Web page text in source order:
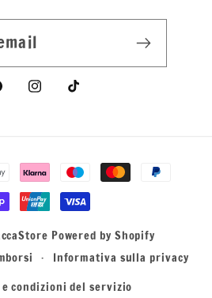
InstagramTikTok
Powered by Shopify
Informativa sulla privacy
condizioni del servizio